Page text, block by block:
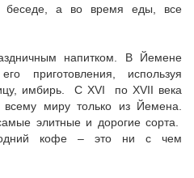
беседе, а во время еды, все
напитком. В Йемене
приготовления, используя
имбирь. С XVI по XVII века
миру только из Йемена.
элитные и дорогие сорта.
кофе – это ни с чем